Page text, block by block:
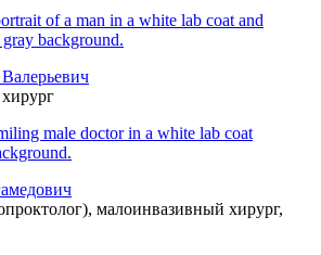
малоинвазивный хирург,